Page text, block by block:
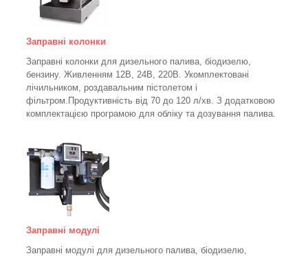
Заправні колонки
Заправні колонки для дизельного палива, біодизелю,
бензину. Живленням 12В, 24В, 220В. Укомплектовані
лічильником, роздавальним пістолетом і
фільтром. Продуктивність від 70 до 120 л/хв. З додатковою
комплектацією програмою для обліку та дозування палива.
Заправні модулі
Заправні модулі для дизельного палива, біодизелю,